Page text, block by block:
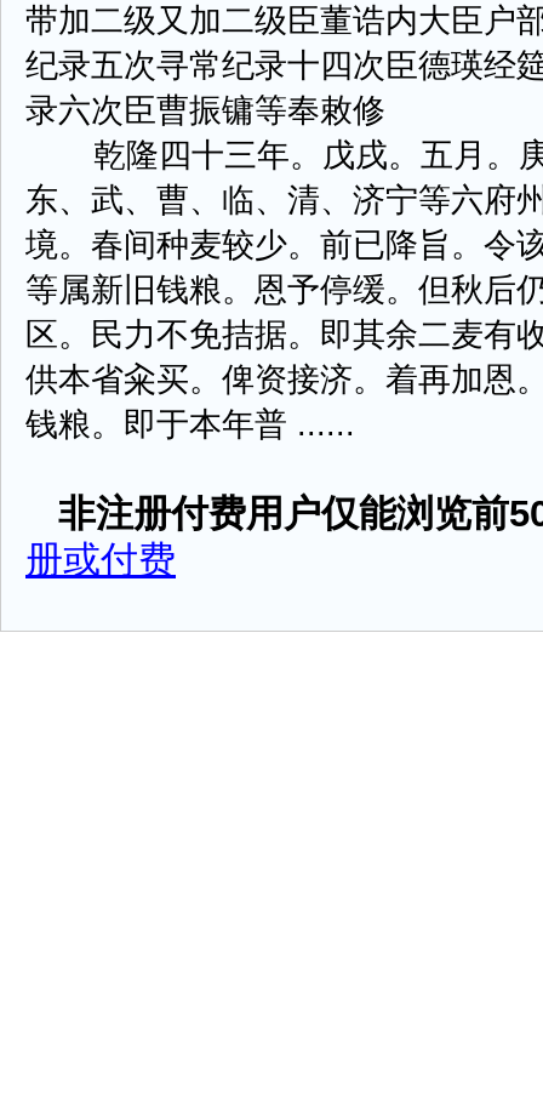
带加二级又加二级臣董诰内大臣户
纪录五次寻常纪录十四次臣德瑛经
录六次臣曹振镛等奉敕修
乾隆四十三年。戊戌。五月。
东、武、曹、临、清、济宁等六府
境。春间种麦较少。前已降旨。令
等属新旧钱粮。恩予停缓。但秋后
区。民力不免拮据。即其余二麦有
供本省籴买。俾资接济。着再加恩
钱粮。即于本年普 ......
非注册付费用户仅能浏览前
册或付费